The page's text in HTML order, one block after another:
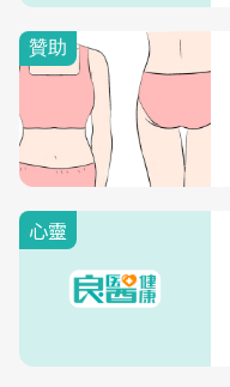
心靈